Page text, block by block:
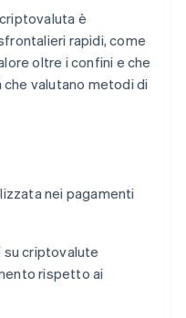
è
rapidi, come
oltre i confini e che
valutano metodi di
nei pagamenti
criptovalute
rispetto ai